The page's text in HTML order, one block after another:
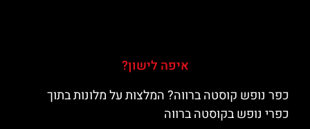
איפה לישון?
כפר נופש קוסטה ברווה? המלצות על מלונות בתוך
כפרי נופש בקוסטה ברווה